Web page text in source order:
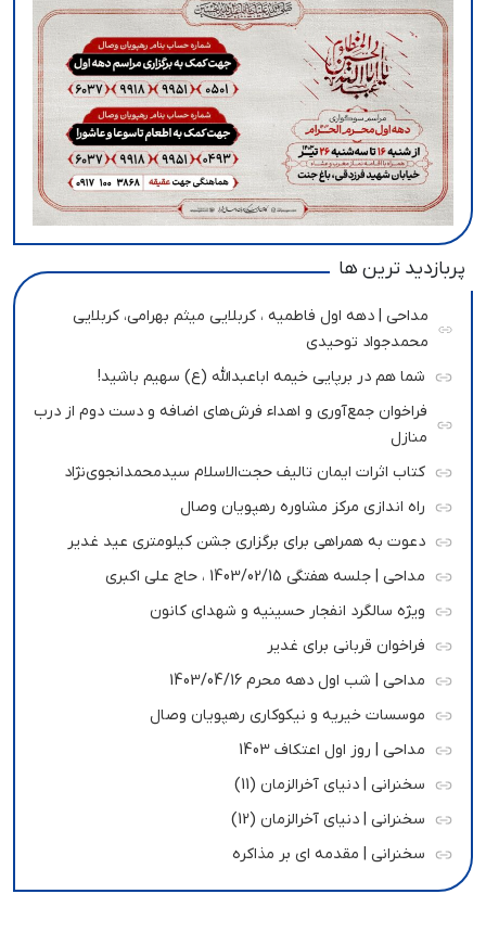
پربازدید ترین ها
مداحی | دهه اول فاطمیه ، کربلایی میثم بهرامی، کربلایی
محمدجواد توحیدی
شما هم در برپایی خیمه اباعبدالله (ع) سهیم باشید!
فراخوان جمع‌آوری و اهداء فرش‌های اضافه و دست دوم از درب
منازل
کتاب اثرات ایمان تالیف حجت‌الاسلام سیدمحمدانجوی‌نژاد
راه اندازی مرکز مشاوره رهپویان وصال
دعوت به همراهی برای برگزاری جشن کیلومتری عید غدیر
مداحی | جلسه هفتگی 1403/02/15 ، حاج علی اکبری
ویژه سالگرد انفجار حسینیه و شهدای کانون
فراخوان قربانی برای غدیر
مداحی | شب اول دهه محرم 1403/04/16
موسسات خیریه و نیکوکاری رهپویان وصال
مداحی | روز اول اعتکاف 1403
سخنرانی | دنیای آخرالزمان (11)
سخنرانی | دنیای آخرالزمان (12)
سخنرانی | مقدمه ای بر مذاکره